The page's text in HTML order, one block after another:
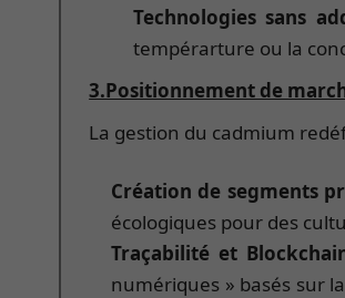
Technologies sans
tempérarture ou la
3.Positionnement de
La gestion du cadmium
Création de segments
écologiques pour des
Traçabilité et
numériques » basés sur